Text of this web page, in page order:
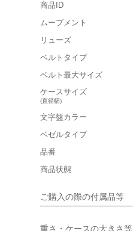
商品ID
ムーブメント
リューズ
ベルトタイプ
ベルト最大サイズ
ケースサイズ
(直径幅)
文字盤カラー
ベゼルタイプ
品番
商品状態
ご購入の際の付属品等
箱
重さ・ケースの大きさ等
■重さ(ベルト込み)
■ケースの大きさ
小さい
■装飾感
カジュアル